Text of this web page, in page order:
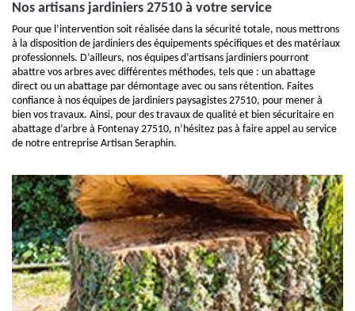
Nos artisans jardiniers 27510 à votre service
Pour que l’intervention soit réalisée dans la sécurité totale, nous mettrons
à la disposition de jardiniers des équipements spécifiques et des matériaux
professionnels. D’ailleurs, nos équipes d’artisans jardiniers pourront
abattre vos arbres avec différentes méthodes, tels que : un abattage
direct ou un abattage par démontage avec ou sans rétention. Faites
confiance à nos équipes de jardiniers paysagistes 27510, pour mener à
bien vos travaux. Ainsi, pour des travaux de qualité et bien sécuritaire en
abattage d’arbre à Fontenay 27510, n’hésitez pas à faire appel au service
de notre entreprise Artisan Seraphin.